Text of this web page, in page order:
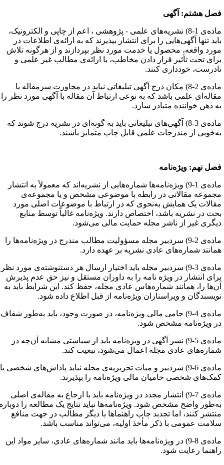
هشتم‌: آگهی
ماده‌ی 1-8) نشریه‌های علمی - پژوهشی ، اعم از چاپی و الکترونیک،
تنها آگهی‌هایی را برای انتشار بپذیرند که به ارائه‌ی اطلاعات در
واقعه، محصول یا خدمت مورد نظر بپردازند و از هرگونه تلاش
تحت تأثیر قرار دادن مخاطب، با ارائه‌ی مطالب غیر علمی و
خودداری کنند.
ماده‌ی 2-8) مکان درج آگهی تبلیغاتی نباید در مجاورت سرمقاله یا
علمی باشد که به نوعی ارتباط آن مقاله با آگهی مورد نظر را
ذهن خواننده متبادر سازد.
ماده‌ی 3-8) آگهی‌های تبلیغاتی باید به گونه‌ای در نشریه درج شوند که
از مندرجات علمی قابل چاپ متمایز باشند.
نهم: ویژه‌نامه
ماده‌ی 1-9) ویژه‌نامه‌ها شماره‌هایی از نشریه‌اند که معمولاً به انتشار
مقالاتی در رابطه با موضوعی مشخص و یا مجموعه‌ی
یک همایش به‌نحوی که در ارتباط با موضوعات اصلی مورد
در نشریه باشد، اختصاص دارند. ویژه‌نامه‌ غالباً توسط منابع
غیر از ناشر مجله حمایت مالی می‌شود.
ماده‌ی 2-9) سردبیر مجله مسؤولیت مطالب مندرج در ویژه‌نامه‌ها را
شماره‌های عادی نشریه بر عهده دارد.
ماده‌ی 3-9) سردبیر مجله باید اختیار ارسال هر دستنوشته‌ی مورد نظر
انتشار در ویژه نامه را به داوران مستقل و نیز حق عدم پذیرش
را، همانند شماره‌هاس عادی مجله، حفظ کند. این شرایط باید به
و ویراستاران ویژه‌نامه از ‌قبل اطلاع داده شود.
ماده‌ی 4-9) حامی مالی ویژه‌نامه، در صورت وجود، باید به‌طور شفاف
ویژه‌نامه مشخص شود.
ماده‌ی 5-9) نشر آگهی در ویژه‌نامه باید از سیاستی مشابه آن‌چه در
عادی مجله اعمال می‌شود، تبعیت کند.
ماده‌ی 6-9) سردبیر و میات تحریریه‌ی مجله نباید پاداش‌های شخصی یا
شخصی حامیان مالی ویژه‌نامه را بپذیرند.
ماده‌ی 7-9) انتشار مجدد در ویژه‌نامه باید با ارجاع به مقاله‌ی اصلی
واضح مشخص شود. ویژه‌نامه‌ها نباید نتایج یک مطالعه را دوباره
کنند، اما تجدید چاپ راهنماها یا دیگر مطالب در جهت منافع
عمومی با ذکر مأخذ اولیه، می‌تواند مناسب باشد.
ماده‌ی 8-9) در ویژه‌نامه‌ها باید مانند شماره‌‌های عادی، سایر مواد این
رعایت شود.